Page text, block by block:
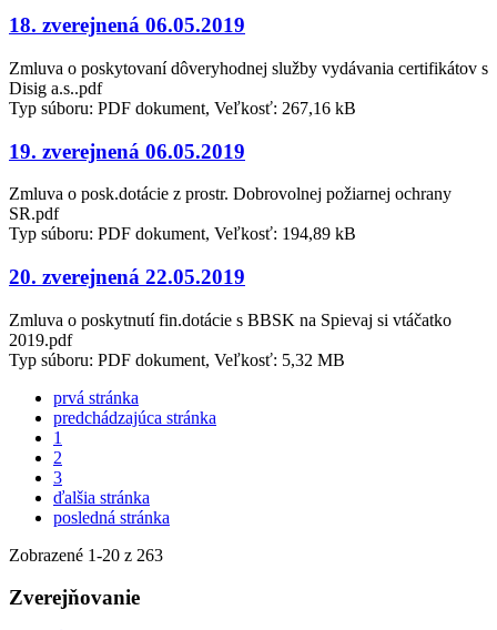
18. zverejnená 06.05.2019
Zmluva o poskytovaní dôveryhodnej služby vydávania certifikátov s
Disig a.s..pdf
Typ súboru: PDF dokument, Veľkosť: 267,16 kB
19. zverejnená 06.05.2019
Zmluva o posk.dotácie z prostr. Dobrovolnej požiarnej ochrany
SR.pdf
Typ súboru: PDF dokument, Veľkosť: 194,89 kB
20. zverejnená 22.05.2019
Zmluva o poskytnutí fin.dotácie s BBSK na Spievaj si vtáčatko
2019.pdf
Typ súboru: PDF dokument, Veľkosť: 5,32 MB
prvá stránka
predchádzajúca stránka
1
2
3
ďalšia stránka
posledná stránka
Zobrazené 1-20 z 263
Zverejňovanie